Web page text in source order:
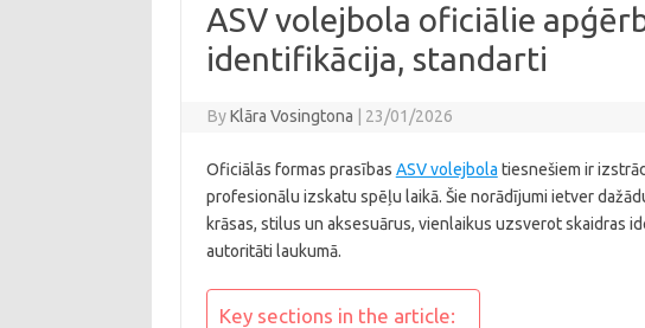
ASV volejbola oficiālie
identifikācija, standarti
ByKlāra Vosingtona 23/01/2026
Oficiālās formas prasības ASV volejbola tiesnešiem ir
profesionālu izskatu spēļu laikā. Šie norādījumi ietver
krāsas, stilus un aksesuārus, vienlaikus uzsverot skaidras
autoritāti laukumā.
Key sections in the article: